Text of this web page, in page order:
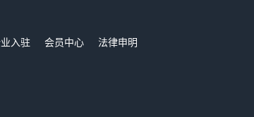
入驻 会员中心
法律申明